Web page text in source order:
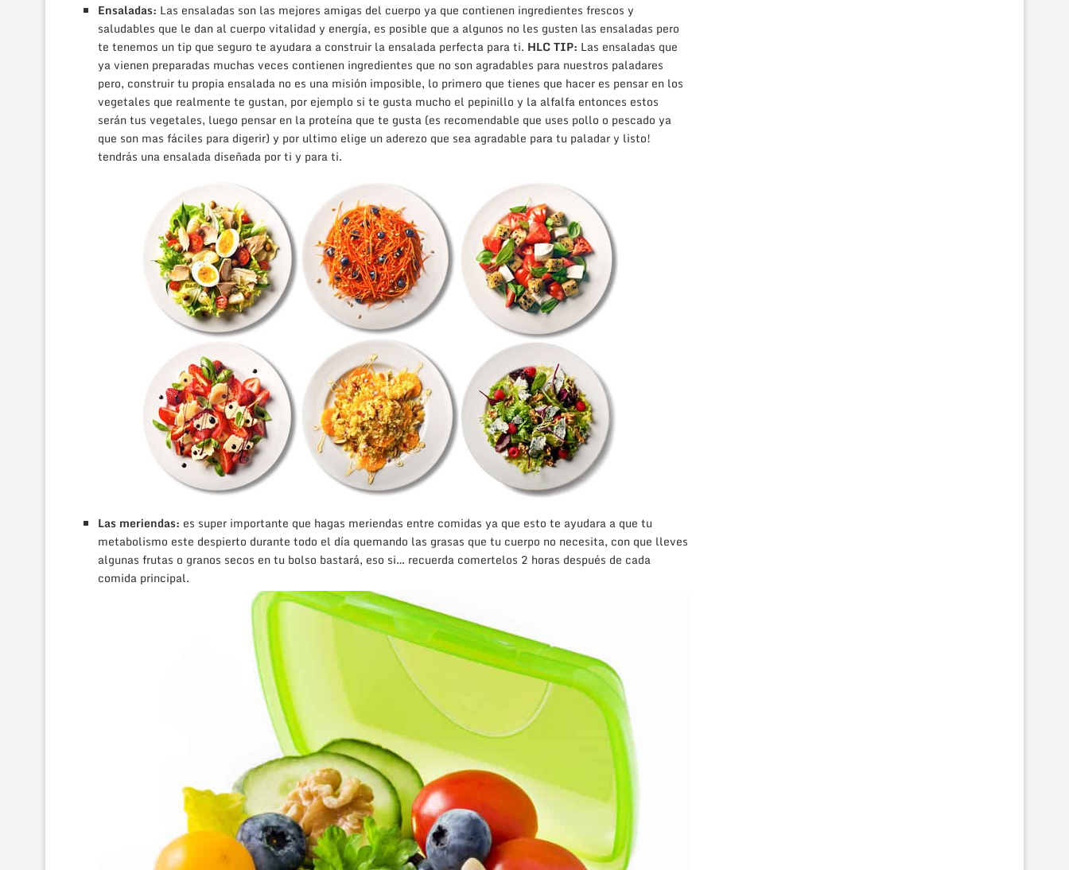
Ensaladas: Las ensaladas son las mejores amigas del cuerpo ya que contienen ingredientes frescos y
saludables que le dan al cuerpo vitalidad y energía, es posible que a algunos no les gusten las ensaladas pero
te tenemos un tip que seguro te ayudara a construir la ensalada perfecta para ti. HLC TIP: Las ensaladas que
ya vienen preparadas muchas veces contienen ingredientes que no son agradables para nuestros paladares
pero, construir tu propia ensalada no es una misión imposible, lo primero que tienes que hacer es pensar en los
vegetales que realmente te gustan, por ejemplo si te gusta mucho el pepinillo y la alfalfa entonces estos
serán tus vegetales, luego pensar en la proteína que te gusta (es recomendable que uses pollo o pescado ya
que son mas fáciles para digerir) y por ultimo elige un aderezo que sea agradable para tu paladar y listo!
tendrás una ensalada diseñada por ti y para ti.
Las meriendas: es super importante que hagas meriendas entre comidas ya que esto te ayudara a que tu
metabolismo este despierto durante todo el día quemando las grasas que tu cuerpo no necesita, con que lleves
algunas frutas o granos secos en tu bolso bastará, eso si… recuerda comertelos 2 horas después de cada
comida principal.